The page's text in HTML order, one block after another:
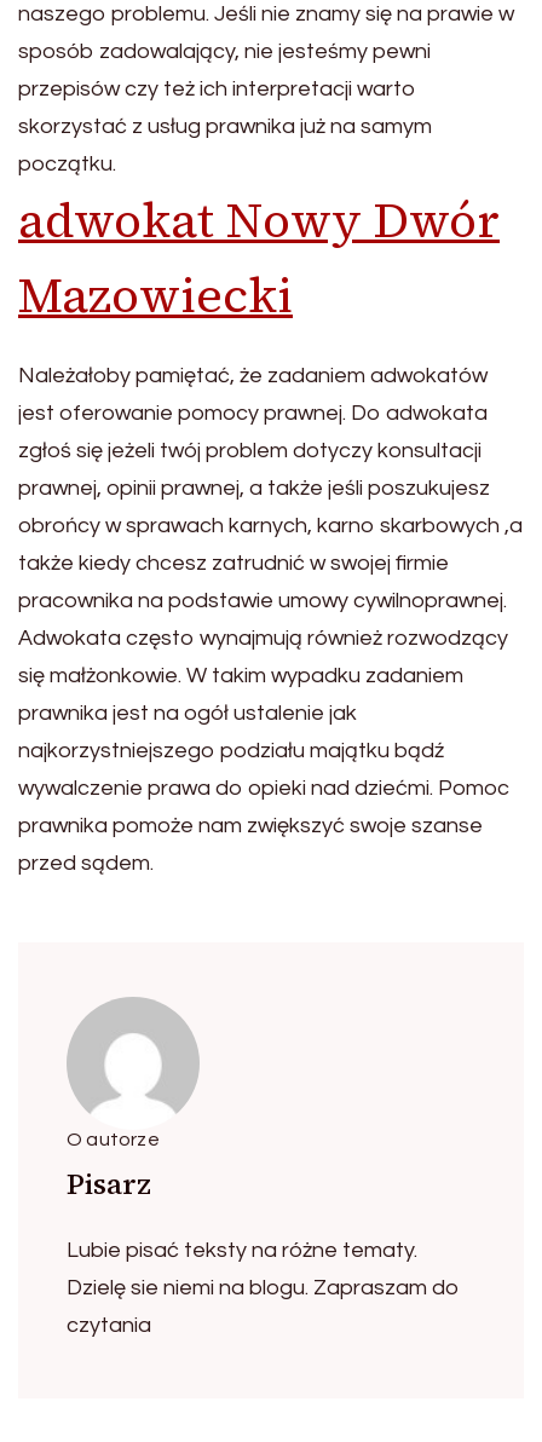
naszego problemu. Jeśli nie znamy się na prawie w
sposób zadowalający, nie jesteśmy pewni
przepisów czy też ich interpretacji warto
skorzystać z usług prawnika już na samym
początku.
adwokat Nowy Dwór
Mazowiecki
Należałoby pamiętać, że zadaniem adwokatów
jest oferowanie pomocy prawnej. Do adwokata
zgłoś się jeżeli twój problem dotyczy konsultacji
prawnej, opinii prawnej, a także jeśli poszukujesz
obrońcy w sprawach karnych, karno skarbowych ,a
także kiedy chcesz zatrudnić w swojej firmie
pracownika na podstawie umowy cywilnoprawnej.
Adwokata często wynajmują również rozwodzący
się małżonkowie. W takim wypadku zadaniem
prawnika jest na ogół ustalenie jak
najkorzystniejszego podziału majątku bądź
wywalczenie prawa do opieki nad dziećmi. Pomoc
prawnika pomoże nam zwiększyć swoje szanse
przed sądem.
O autorze
Pisarz
Lubie pisać teksty na różne tematy.
Dzielę sie niemi na blogu. Zapraszam do
czytania